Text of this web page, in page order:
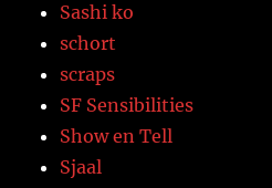
Sashi ko
schort
scraps
SF Sensibilities
Show en Tell
Sjaal